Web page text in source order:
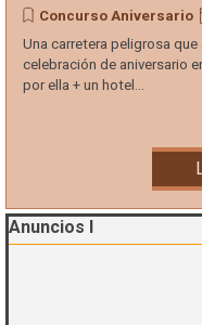
Concurso Aniversario
Una carretera peligrosa
celebración de aniversario
por ella + un hotel...
Saltar el bloque Anuncios
Anuncios I